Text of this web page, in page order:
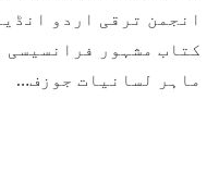
انجمن ترقی اردو
کتاب مشہور فرانسیسی
ماہر لسانیات جوزف…